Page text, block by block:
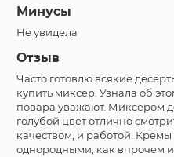
Минусы
Не увидела
Отзыв
Часто готовлю всякие
купить миксер. Узнала об
повара уважают. Миксером
голубой цвет отлично
качеством, и работой.
однородными, как впрочем и